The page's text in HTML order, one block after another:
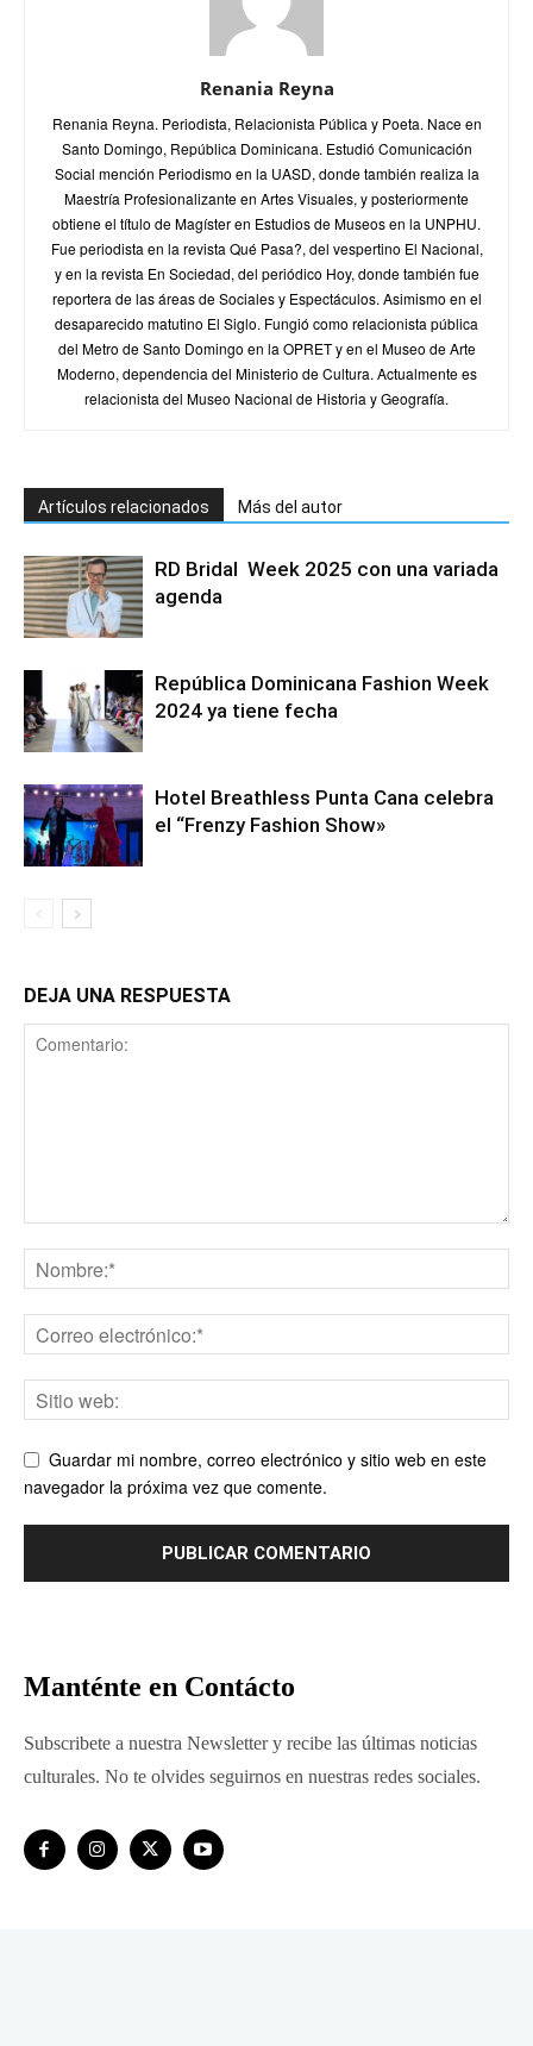
Renania Reyna
Renania Reyna. Periodista, Relacionista Pública y Poeta. Nace en
Santo Domingo, República Dominicana. Estudió Comunicación
Social mención Periodismo en la UASD, donde también realiza la
Maestría Profesionalizante en Artes Visuales, y posteriormente
obtiene el título de Magíster en Estudios de Museos en la UNPHU.
Fue periodista en la revista Qué Pasa?, del vespertino El Nacional,
y en la revista En Sociedad, del periódico Hoy, donde también fue
reportera de las áreas de Sociales y Espectáculos. Asimismo en el
desaparecido matutino El Siglo. Fungió como relacionista pública
del Metro de Santo Domingo en la OPRET y en el Museo de Arte
Moderno, dependencia del Ministerio de Cultura. Actualmente es
relacionista del Museo Nacional de Historia y Geografía.
Artículos relacionados Más del autor
RD Bridal Week 2025 con una variada
agenda
República Dominicana Fashion Week
2024 ya tiene fecha
Hotel Breathless Punta Cana celebra
el “Frenzy Fashion Show»
DEJA UNA RESPUESTA
Guardar mi nombre, correo electrónico y sitio web en este
navegador la próxima vez que comente.
Manténte en Contácto
Subscribete a nuestra Newsletter y recibe las últimas noticias
culturales. No te olvides seguirnos en nuestras redes sociales.